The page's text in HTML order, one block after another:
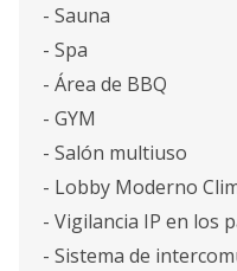
- Sauna
- Spa
- Área de BBQ
- GYM
- Salón multiuso
- Lobby Moderno
- Vigilancia IP en los
- Sistema de